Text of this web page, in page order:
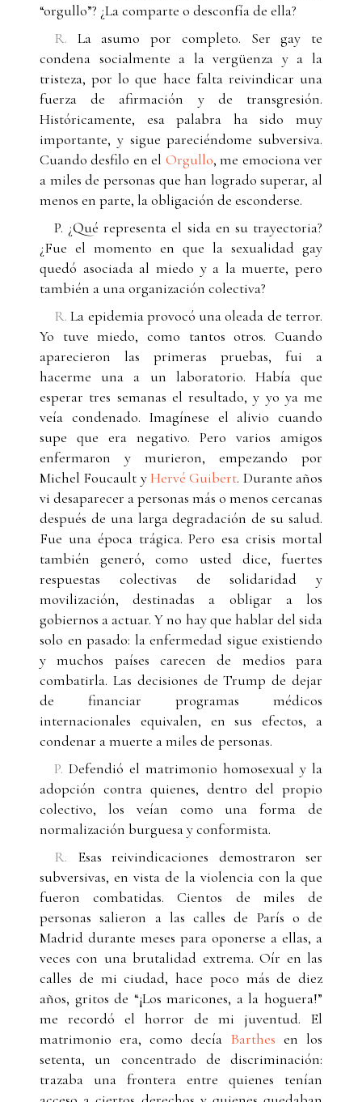
“orgullo”? ¿La comparte o desconfía de ella?
R. La asumo por completo. Ser gay te
condena socialmente a la vergüenza y a la
tristeza, por lo que hace falta reivindicar una
fuerza de afirmación y de transgresión.
Históricamente, esa palabra ha sido muy
importante, y sigue pareciéndome subversiva.
Cuando desfilo en el Orgullo, me emociona ver
a miles de personas que han logrado superar, al
menos en parte, la obligación de esconderse.
P. ¿Qué representa el sida en su trayectoria?
¿Fue el momento en que la sexualidad gay
quedó asociada al miedo y a la muerte, pero
también a una organización colectiva?
R. La epidemia provocó una oleada de terror.
Yo tuve miedo, como tantos otros. Cuando
aparecieron las primeras pruebas, fui a
hacerme una a un laboratorio. Había que
esperar tres semanas el resultado, y yo ya me
veía condenado. Imagínese el alivio cuando
supe que era negativo. Pero varios amigos
enfermaron y murieron, empezando por
Michel Foucault yHervé Guibert. Durante años
vi desaparecer a personas más o menos cercanas
después de una larga degradación de su salud.
Fue una época trágica. Pero esa crisis mortal
también generó, como usted dice, fuertes
respuestas colectivas de solidaridad y
movilización, destinadas a obligar a los
gobiernos a actuar. Y no hay que hablar del sida
solo en pasado: la enfermedad sigue existiendo
y muchos países carecen de medios para
combatirla. Las decisiones de Trump de dejar
de financiar programas médicos
internacionales equivalen, en sus efectos, a
condenar a muerte a miles de personas.
P. Defendió el matrimonio homosexual y la
adopción contra quienes, dentro del propio
colectivo, los veían como una forma de
normalización burguesa y conformista.
R. Esas reivindicaciones demostraron ser
subversivas, en vista de la violencia con la que
fueron combatidas. Cientos de miles de
personas salieron a las calles de París o de
Madrid durante meses para oponerse a ellas, a
veces con una brutalidad extrema. Oír en las
calles de mi ciudad, hace poco más de diez
años, gritos de “¡Los maricones, a la hoguera!”
me recordó el horror de mi juventud. El
matrimonio era, como decía Barthes en los
setenta, un concentrado de discriminación:
trazaba una frontera entre quienes tenían